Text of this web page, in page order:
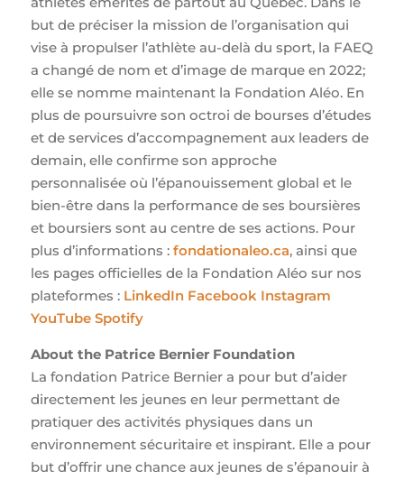
but de préciser la mission de l’organisation qui
vise à propulser l’athlète au-delà du sport, la FAEQ
a changé de nom et d’image de marque en 2022;
elle se nomme maintenant la Fondation Aléo. En
plus de poursuivre son octroi de bourses d’études
et de services d’accompagnement aux leaders de
demain, elle confirme son approche
personnalisée où l’épanouissement global et le
bien-être dans la performance de ses boursières
et boursiers sont au centre de ses actions. Pour
plus d’informations : fondationaleo.ca, ainsi que
les pages officielles de la Fondation Aléo sur nos
plateformes : LinkedIn Facebook Instagram
YouTube Spotify
About the Patrice Bernier Foundation
La fondation Patrice Bernier a pour but d’aider
directement les jeunes en leur permettant de
pratiquer des activités physiques dans un
environnement sécuritaire et inspirant. Elle a pour
but d’offrir une chance aux jeunes de s’épanouir à